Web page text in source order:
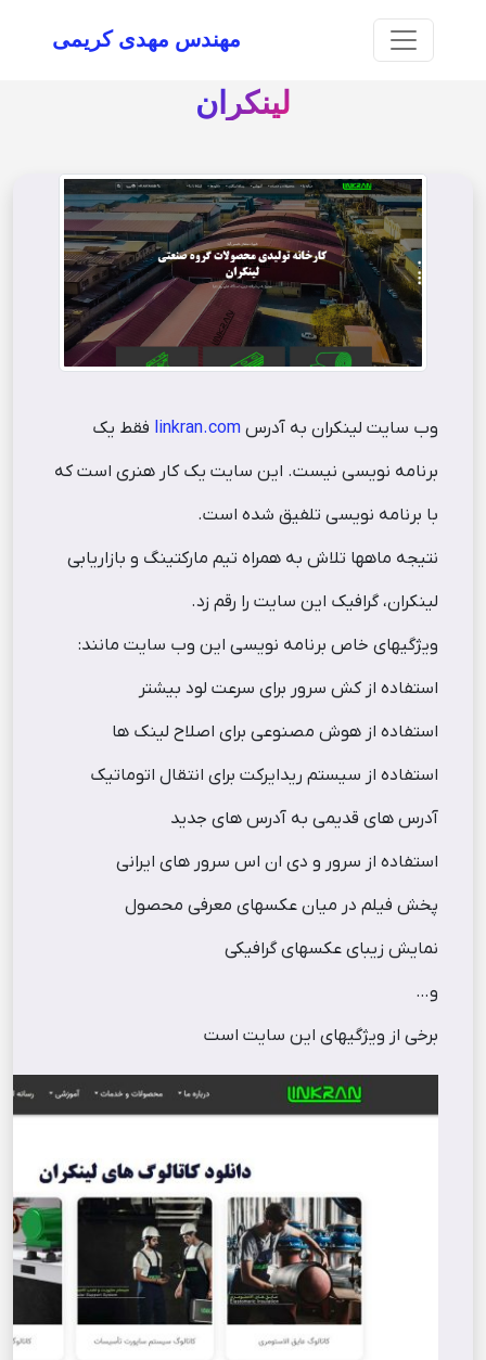
مهندس مهدی کریمی
لینکران
وب سایت لینکران به آدرس linkran.com فقط یک
برنامه نویسی نیست. این سایت یک کار هنری است که
با برنامه نویسی تلفیق شده است.
نتیجه ماهها تلاش به همراه تیم مارکتینگ و بازاریابی
لینکران، گرافیک این سایت را رقم زد.
ویژگیهای خاص برنامه نویسی این وب سایت مانند:
استفاده از کش سرور برای سرعت لود بیشتر
استفاده از هوش مصنوعی برای اصلاح لینک ها
استفاده از سیستم ریدایرکت برای انتقال اتوماتیک
آدرس های قدیمی به آدرس های جدید
استفاده از سرور و دی ان اس سرور های ایرانی
پخش فیلم در میان عکسهای معرفی محصول
نمایش زیبای عکسهای گرافیکی
و…
برخی از ویژگیهای این سایت است